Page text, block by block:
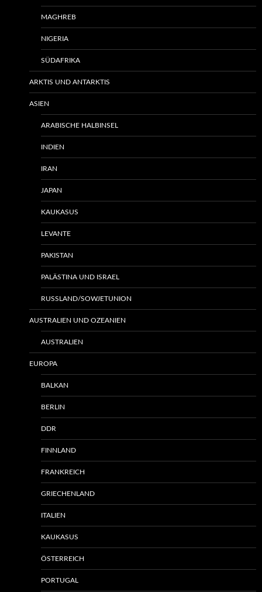
MAGHREB
NIGERIA
SÜDAFRIKA
ARKTIS UND ANTARKTIS
ASIEN
ARABISCHE HALBINSEL
INDIEN
IRAN
JAPAN
KAUKASUS
LEVANTE
PAKISTAN
PALÄSTINA UND ISRAEL
RUSSLAND/SOWJETUNION
AUSTRALIEN UND OZEANIEN
AUSTRALIEN
EUROPA
BALKAN
BERLIN
DDR
FINNLAND
FRANKREICH
GRIECHENLAND
ITALIEN
KAUKASUS
ÖSTERREICH
PORTUGAL